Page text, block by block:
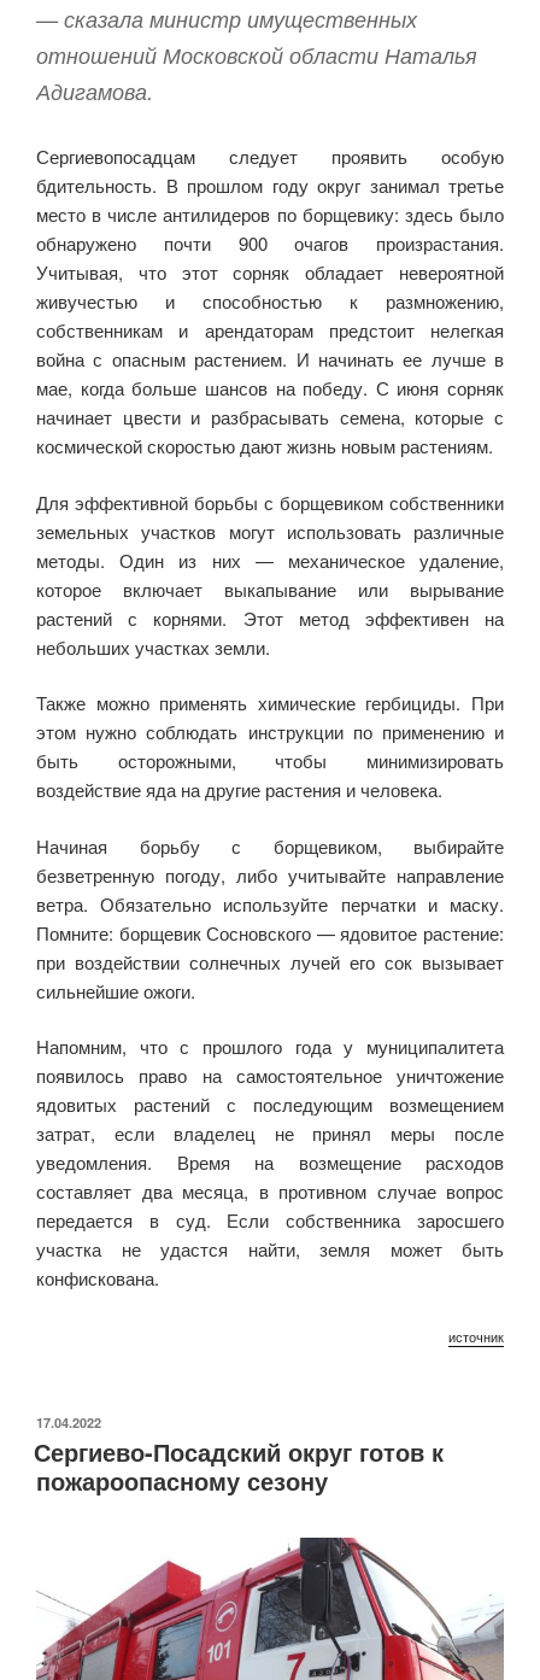
— сказала министр имущественных
отношений Московской области Наталья
Адигамова.
Сергиевопосадцам следует проявить особую
бдительность. В прошлом году округ занимал третье
место в числе антилидеров по борщевику: здесь было
обнаружено почти 900 очагов произрастания.
Учитывая, что этот сорняк обладает невероятной
живучестью и способностью к размножению,
собственникам и арендаторам предстоит нелегкая
война с опасным растением. И начинать ее лучше в
мае, когда больше шансов на победу. С июня сорняк
начинает цвести и разбрасывать семена, которые с
космической скоростью дают жизнь новым растениям.
Для эффективной борьбы с борщевиком собственники
земельных участков могут использовать различные
методы. Один из них — механическое удаление,
которое включает выкапывание или вырывание
растений с корнями. Этот метод эффективен на
небольших участках земли.
Также можно применять химические гербициды. При
этом нужно соблюдать инструкции по применению и
быть осторожными, чтобы минимизировать
воздействие яда на другие растения и человека.
Начиная борьбу с борщевиком, выбирайте
безветренную погоду, либо учитывайте направление
ветра. Обязательно используйте перчатки и маску.
Помните: борщевик Сосновского — ядовитое растение:
при воздействии солнечных лучей его сок вызывает
сильнейшие ожоги.
Напомним, что с прошлого года у муниципалитета
появилось право на самостоятельное уничтожение
ядовитых растений с последующим возмещением
затрат, если владелец не принял меры после
уведомления. Время на возмещение расходов
составляет два месяца, в противном случае вопрос
передается в суд. Если собственника заросшего
участка не удастся найти, земля может быть
конфискована.
источник
ОПУБЛИКОВАНО
17.04.2022
Сергиево-Посадский округ готов к
пожароопасному сезону